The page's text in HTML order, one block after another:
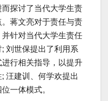
探讨了当代大学生责
蒋文亮对于责任与责
针对当代大学生责任
刘世保提出了利用系
行相关指导，以提升
汪建训、何学欢提出
一体模式。